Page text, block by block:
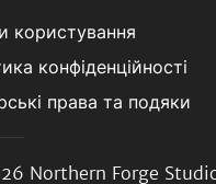
користування
конфіденційності
права та подяки
Northern Forge